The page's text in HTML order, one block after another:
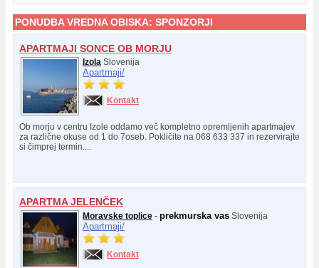
PONUDBA VREDNA OBISKA: SPONZORJI
APARTMAJI SONCE OB MORJU
Izola Slovenija
Apartmaji/
Kontakt
Ob morju v centru Izole oddamo več kompletno opremljenih apartmajev
za različne okuse od 1 do 7oseb. Pokličite na 068 633 337 in rezervirajte
si čimprej termin....
APARTMA JELENČEK
Moravske toplice - prekmurska vas Slovenija
Apartmaji/
Kontakt